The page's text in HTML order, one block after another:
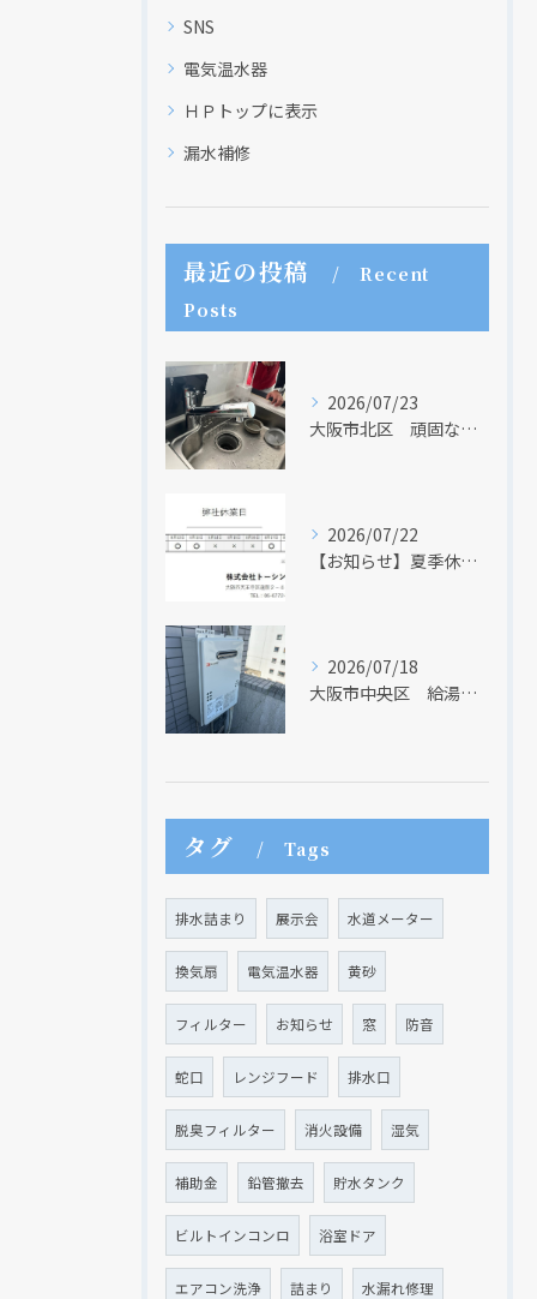
SNS
電気温水器
ＨＰトップに表示
漏水補修
最近の投稿
Recent
Posts
2026/07/23
大阪市北区 頑固な水アカはなかなか取れない・・・
2026/07/22
【お知らせ】夏季休業日のお知らせ【２０２６年】
2026/07/18
大阪市中央区 給湯器のリモコンが無くても、リモコンを設置する方法はあります
タグ Tags
排水詰まり 展示会 水道メーター
換気扇 電気温水器 黄砂
フィルター お知らせ 窓 防音
蛇口 レンジフード 排水口
脱臭フィルター 消火設備 湿気
補助金 鉛管撤去 貯水タンク
ビルトインコンロ 浴室ドア
エアコン洗浄 詰まり 水漏れ修理
現在、新聞に入っている折込チラシです。
クリックでチラシのページにジャンプします
現在、新聞に入っている折込チラシです。
クリックでチラシのページにジャンプします